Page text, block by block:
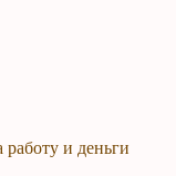
работу и деньги